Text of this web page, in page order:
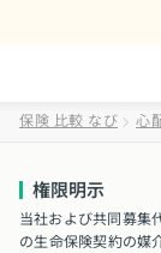
保険 比較 なび 心
権限明示
当社および共同募集
の生命保険契約の媒